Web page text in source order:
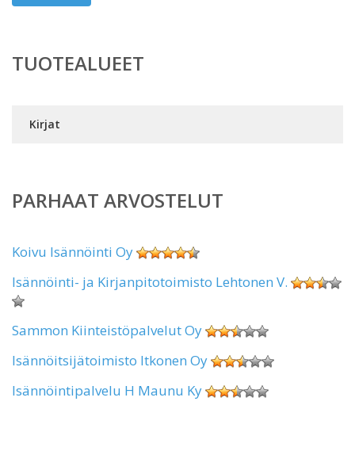
TUOTEALUEET
Kirjat
PARHAAT ARVOSTELUT
Koivu Isännöinti Oy
Isännöinti- ja Kirjanpitotoimisto Lehtonen V.
Sammon Kiinteistöpalvelut Oy
Isännöitsijätoimisto Itkonen Oy
Isännöintipalvelu H Maunu Ky